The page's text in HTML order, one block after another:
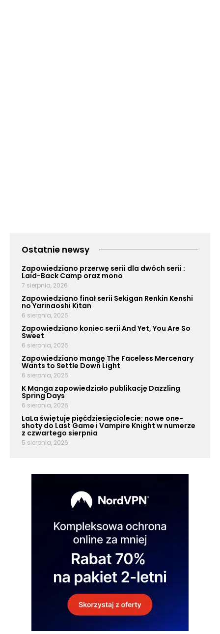
Ostatnie newsy
Zapowiedziano przerwę serii dla dwóch serii :
Laid-Back Camp oraz mono
7 sierpnia, 2026
Zapowiedziano finał serii Sekigan Renkin Kenshi
no Yarinaoshi Kitan
6 sierpnia, 2026
Zapowiedziano koniec serii And Yet, You Are So
Sweet
6 sierpnia, 2026
Zapowiedziano mangę The Faceless Mercenary
Wants to Settle Down Light
6 sierpnia, 2026
K Manga zapowiedziało publikację Dazzling
Spring Days
6 sierpnia, 2026
LaLa świętuje pięćdziesięciolecie: nowe one-
shoty do Last Game i Vampire Knight w numerze
z czwartego sierpnia
5 sierpnia, 2026